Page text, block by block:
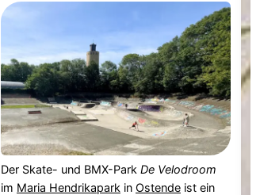
Der Skate- und BMX-Park De Velodroom
im Maria Hendrikapark in Ostendeist ein